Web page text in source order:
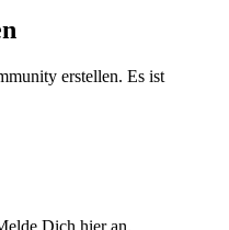
erstellen. Es ist
Dich hier an.